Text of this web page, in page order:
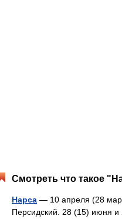
Смотреть что такое
Нарса — 10 апреля (28
Персидский. 28 (15) июня и